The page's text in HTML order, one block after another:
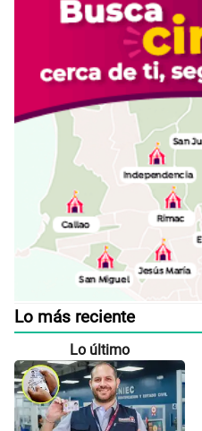
Lo más reciente
Lo último